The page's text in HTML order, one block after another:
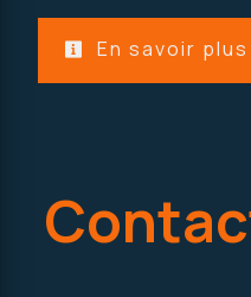
En savoir plus